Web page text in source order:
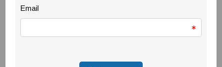
saúde na identificação de sinais, encaminhamento e
A programação do Dia Internacional para a Eliminação de